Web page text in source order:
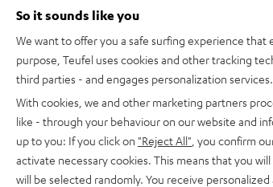
So it sounds like you
We want to offer you a safe surfing experience
purpose, Teufel uses cookies and other tracking
third parties - and engages personalization services.
With cookies, we and other marketing partners
like - through your behaviour on our website and
up to you: If you click on "Reject All" , you confirm
activate necessary cookies. This means that you
will be selected randomly. You receive